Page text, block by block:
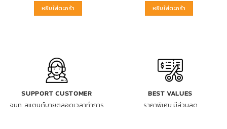
หยิบใส่ตะกร้า หยิบใส่ตะกร้า
SUPPORT CUSTOMER
จนท. สแตนด์บายตลอดเวลาทำการ
BEST VALUES
ราคาพิเศษ มีส่วนลด